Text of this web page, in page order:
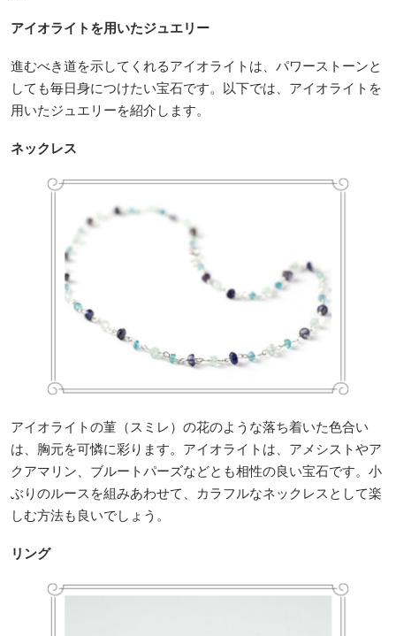
アイオライトを用いたジュエリー
進むべき道を示してくれるアイオライトは、パワーストーンと
しても毎日身につけたい宝石です。以下では、アイオライトを
用いたジュエリーを紹介します。
ネックレス
アイオライトの菫（スミレ）の花のような落ち着いた色合い
は、胸元を可憐に彩ります。アイオライトは、アメシストやア
クアマリン、ブルートパーズなどとも相性の良い宝石です。小
ぶりのルースを組みあわせて、カラフルなネックレスとして楽
しむ方法も良いでしょう。
リング